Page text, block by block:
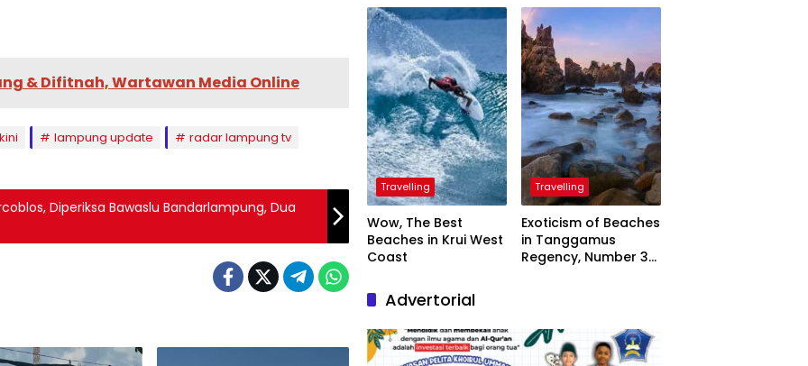
& Difitnah, Wartawan Media Online
lampung update
radar lampung tv
Diperiksa Bawaslu Bandarlampung, Dua
President
Travelling
Wow, The Best
Beaches in Krui West
Coast
Travelling
Exoticism of Beaches
in Tanggamus
Regency, Number 3
Advertorial